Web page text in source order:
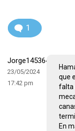
1
Jorge1453640244
23/05/2024
17:42 pm
que
falta
En